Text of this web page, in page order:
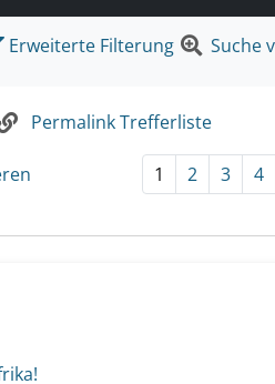
Erweiterte Filterung Suche
Permalink Trefferliste
1 2 3 4